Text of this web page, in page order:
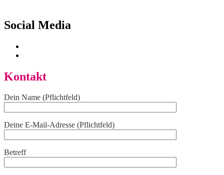
Social Media
Kontakt
Dein Name (Pflichtfeld)
Deine E-Mail-Adresse (Pflichtfeld)
Betreff